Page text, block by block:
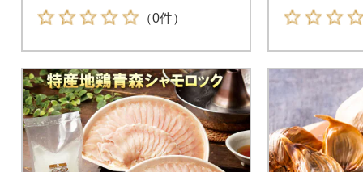
（0件）